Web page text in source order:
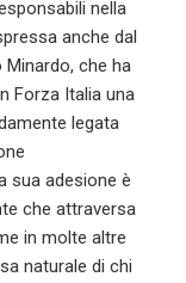
nella
anche dal
che ha
Forza Italia una
legata
sua adesione è
che attraversa
in molte altre
naturale di chi